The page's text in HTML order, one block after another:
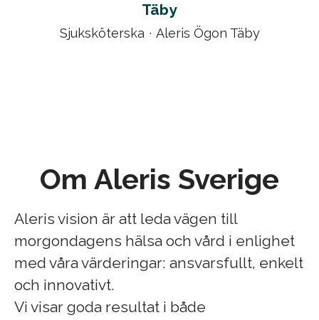
Täby
Sjuksköterska · Aleris Ögon Täby
Om Aleris Sverige
Aleris vision är att leda vägen till
morgondagens hälsa och vård i enlighet
med våra värderingar: ansvarsfullt, enkelt
och innovativt.
Vi visar goda resultat i både